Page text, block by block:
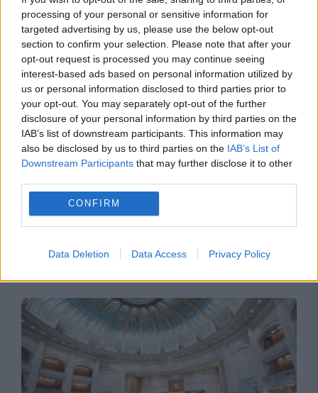
processing of your personal or sensitive information for
targeted advertising by us, please use the below opt-out
section to confirm your selection. Please note that after your
opt-out request is processed you may continue seeing
interest-based ads based on personal information utilized by
us or personal information disclosed to third parties prior to
your opt-out. You may separately opt-out of the further
disclosure of your personal information by third parties on the
IAB’s list of downstream participants. This information may
also be disclosed by us to third parties on the IAB’s List of
Downstream Participants that may further disclose it to other
CONFIRM
Data Deletion Data Access Privacy Policy
Recomandările noastre